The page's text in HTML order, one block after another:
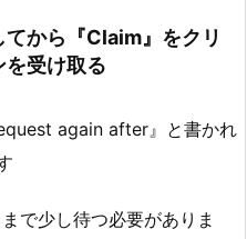
てから『Claim』をクリ
を受け取る
again after』と書かれ
で少し待つ必要がありま